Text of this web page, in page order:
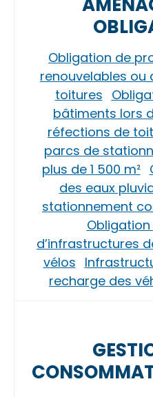
Obligation de
renouvelables ou
toitures
bâtiments lors
réfections de
parcs de
plus de 1 500 m²
des eaux
stationnement
Obligation
d’infrastructures
vélos
recharge des